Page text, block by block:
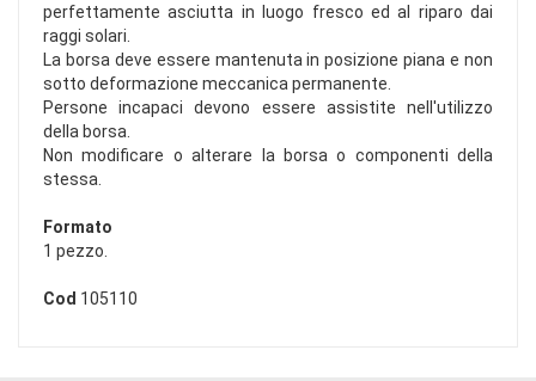
perfettamente asciutta in luogo fresco ed al riparo dai
raggi solari.
La borsa deve essere mantenuta in posizione piana e non
sotto deformazione meccanica permanente.
Persone incapaci devono essere assistite nell'utilizzo
della borsa.
Non modificare o alterare la borsa o componenti della
stessa.
Formato
1 pezzo.
Cod 105110